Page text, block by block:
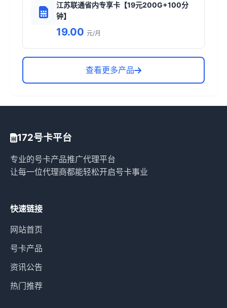
江苏联通省内专享卡【19元200G+100分
钟】
19.00 元/月
查看更多产品
172号卡平台
专业的号卡产品推广代理平台
让每一位代理商都能轻松开启号卡事业
快速链接
网站首页
号卡产品
资讯公告
热门推荐